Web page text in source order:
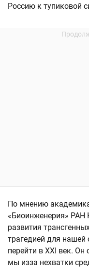
Россию к тупиковой
По мнению
«Биоинженерия» РАН
развития
трагедией для нашей
перейти в ХХI век. Он
мы изза нехватки